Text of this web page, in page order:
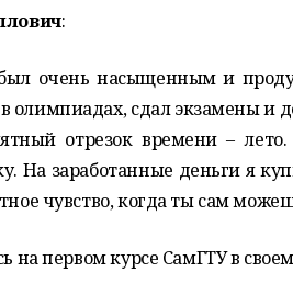
:
очень насыщенным и
олимпиадах, сдал экзамены и
отрезок времени –
На заработанные деньги я
чувство, когда ты сам
на первом курсе СамГТУ в